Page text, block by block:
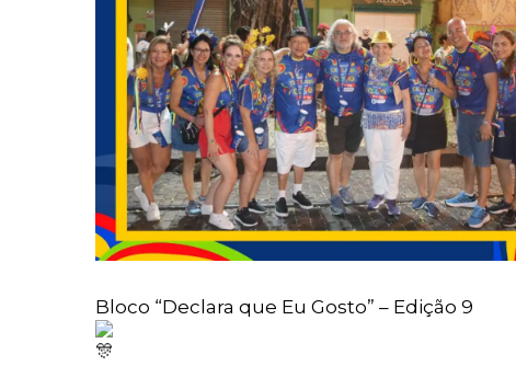
Bloco “Declara que Eu Gosto” – Edição 9